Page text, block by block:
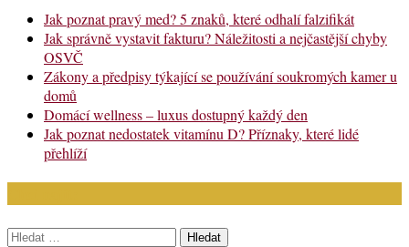
Jak poznat pravý med? 5 znaků, které odhalí falzifikát
Jak správně vystavit fakturu? Náležitosti a nejčastější chyby
OSVČ
Zákony a předpisy týkající se používání soukromých kamer u
domů
Domácí wellness – luxus dostupný každý den
Jak poznat nedostatek vitamínu D? Příznaky, které lidé
přehlíží
Vyhledávání